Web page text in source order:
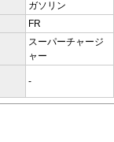
ガソリン
FR
スーパーチャージ
ャー
-